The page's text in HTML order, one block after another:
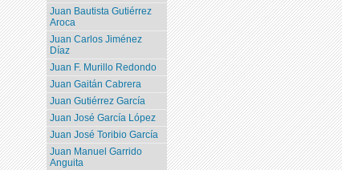
Juan Bautista Gutiérrez
Aroca
Juan Carlos Jiménez
Díaz
Juan F. Murillo Redondo
Juan Gaitán Cabrera
Juan Gutiérrez García
Juan José García López
Juan José Toribio García
Juan Manuel Garrido
Anguita